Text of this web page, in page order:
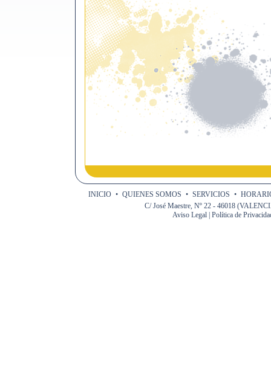
INICIO • QUIENES SOMOS • SERVICIOS •
C/ José Maestre, Nº 22 - 46018
Aviso Legal| Política de